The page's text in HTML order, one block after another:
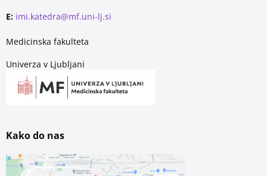
E: imi.katedra@mf.uni-lj.si
Medicinska fakulteta
Univerza v Ljubljani
Kako do nas